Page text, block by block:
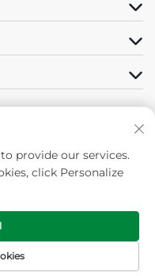
GROUP CO., LTD.
irányelvek
kapcsolatba
Teteje
provide our services.
click Personalize